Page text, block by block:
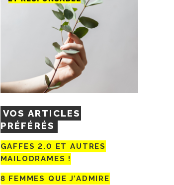
VOS ARTICLES
PRÉFÉRÉS
GAFFES 2.0 ET AUTRES
MAILODRAMES !
8 FEMMES QUE J’ADMIRE